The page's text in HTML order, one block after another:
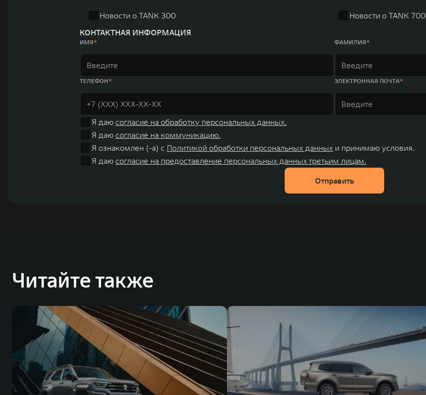
Новости о TANK 300
Новости о TANK 700
КОНТАКТНАЯ ИНФОРМАЦИЯ
ИМЯ ФАМИЛИЯ
ТЕЛЕФОН ЭЛЕКТРОННАЯ ПОЧТА
Я даю согласие на обработку персональных данных.
Я даю согласие на коммуникацию.
Я ознакомлен (-а) с Политикой обработки персональных данных и принимаю условия.
Я даю согласие на предоставление персональных данных третьим лицам.
Отправить
Читайте также